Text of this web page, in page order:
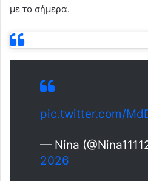
με το σήμερα.
pic.twitter.com/
— Nina
2026